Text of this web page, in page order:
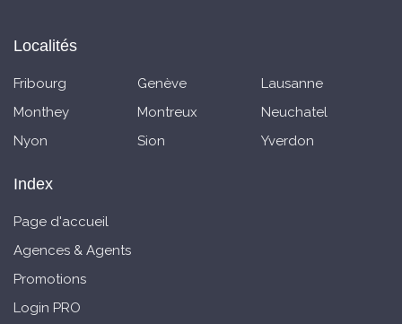
Localités
Fribourg Genève
Lausanne
Monthey
Montreux
Neuchatel
Nyon
Sion Yverdon
Index
Page d'accueil
Agences & Agents
Promotions
Login PRO